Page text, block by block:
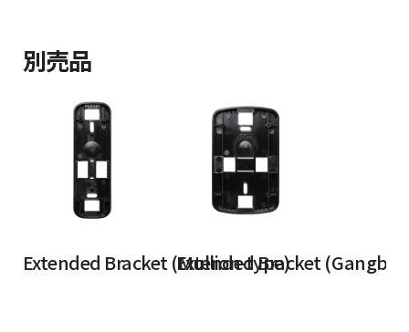
別売品
Extended Bracket (Mullion-type)
Extended Bracket